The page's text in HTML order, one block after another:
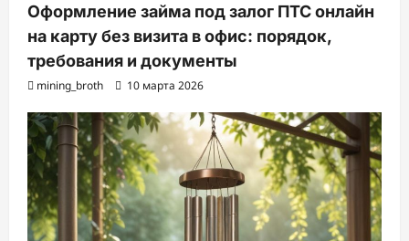
Оформление займа под залог ПТС онлайн
на карту без визита в офис: порядок,
требования и документы
mining_broth 10 марта 2026